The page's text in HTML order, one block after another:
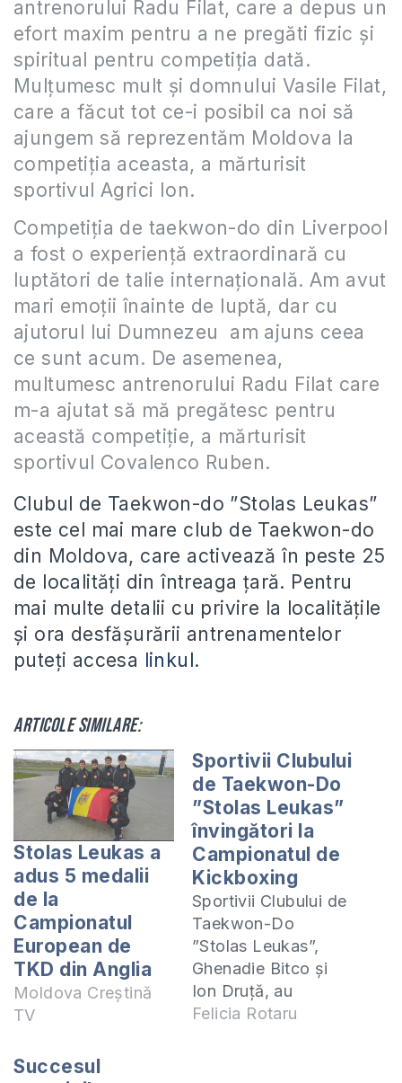
antrenorului Radu Filat, care a depus un
efort maxim pentru a ne pregăti fizic și
spiritual pentru competiția dată.
Mulțumesc mult și domnului Vasile Filat,
care a făcut tot ce-i posibil ca noi să
ajungem să reprezentăm Moldova la
competiția aceasta, a mărturisit
sportivul Agrici Ion.
Competiția de taekwon-do din Liverpool
a fost o experiență extraordinară cu
luptători de talie internațională. Am avut
mari emoții înainte de luptă, dar cu
ajutorul lui Dumnezeu am ajuns ceea
ce sunt acum. De asemenea,
multumesc antrenorului Radu Filat care
m-a ajutat să mă pregătesc pentru
această competiție, a mărturisit
sportivul Covalenco Ruben.
Clubul de Taekwon-do ”Stolas Leukas”
este cel mai mare club de Taekwon-do
din Moldova, care activează în peste 25
de localități din întreaga țară. Pentru
mai multe detalii cu privire la localitățile
și ora desfășurării antrenamentelor
puteți accesa linkul.
Articole similare:
Stolas Leukas a
adus 5 medalii
de la
Campionatul
European de
TKD din Anglia
Moldova Creștină
TV
Sportivii Clubului
de Taekwon-Do
”Stolas Leukas”
învingători la
Campionatul de
Kickboxing
Sportivii Clubului de
Taekwon-Do
”Stolas Leukas”,
Ghenadie Bitco și
Ion Druță, au
participat la
Felicia Rotaru
Succesul